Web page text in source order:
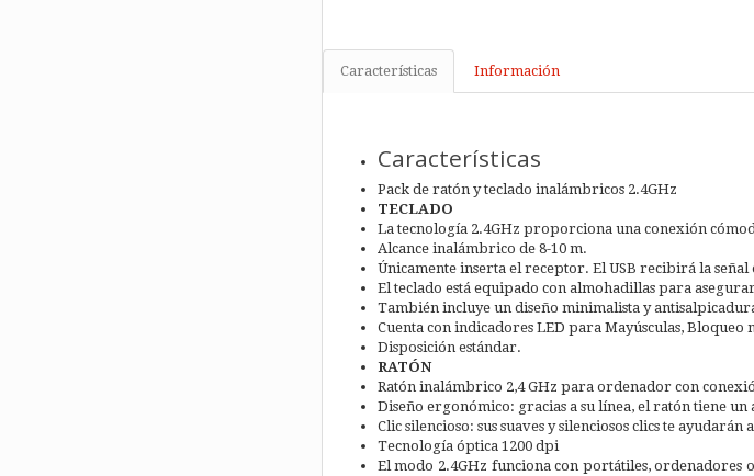
Características Información
Características
Pack de ratón y teclado inalámbricos 2.4GHz
TECLADO
La tecnología 2.4GHz proporciona una conexión
Alcance inalámbrico de 8-10 m.
Únicamente inserta el receptor. El USB recibirá la
El teclado está equipado con almohadillas para
También incluye un diseño minimalista y
Cuenta con indicadores LED para Mayúsculas,
Disposición estándar.
RATÓN
Ratón inalámbrico 2,4 GHz para ordenador con
Diseño ergonómico: gracias a su línea, el ratón tiene
Clic silencioso: sus suaves y silenciosos clics te
Tecnología óptica 1200 dpi
El modo 2.4GHz funciona con portátiles,